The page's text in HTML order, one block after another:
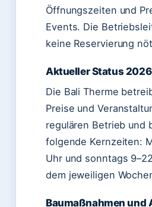
Öffnungszeiten und
Events. Die
keine Reservierung
Aktueller Status 2026
Die Bali Therme
Preise und
regulären Betrieb und
folgende Kernzeiten:
Uhr und sonntags
dem jeweiligen
Baumaßnahmen und